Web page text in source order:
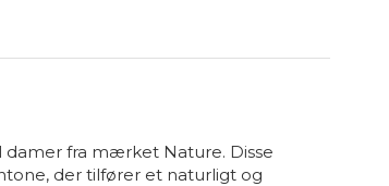
damer fra mærket Nature. Disse
der tilfører et naturligt og